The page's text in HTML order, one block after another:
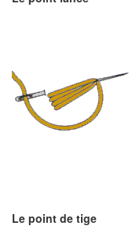
Le point de tige